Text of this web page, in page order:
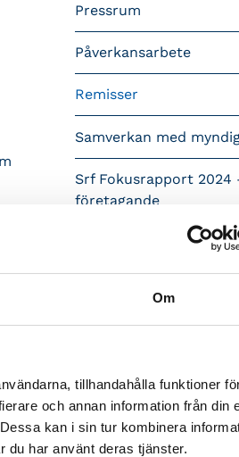
Om
tillhandahålla funktioner
och annan information från din
kan i sin tur kombinera
du har använt deras tjänster.
Pressrum
Påverkansarbete
Remisser
Samverkan med
Srf Fokusrapport
företagande
Våra nyhetskanaler
Öppet brev till
Framtidsutsikter i